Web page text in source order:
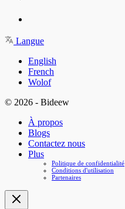
Langue
English
French
Wolof
© 2026 - Bideew
À propos
Blogs
Contactez nous
Plus
Politique de confidentialité
Conditions d'utilisation
Partenaires